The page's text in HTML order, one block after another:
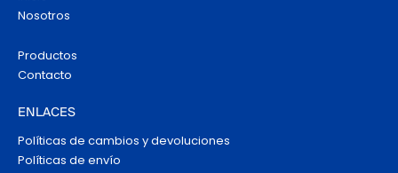
Nosotros
Productos
Contacto
ENLACES
Políticas de cambios y devoluciones
Políticas de envío